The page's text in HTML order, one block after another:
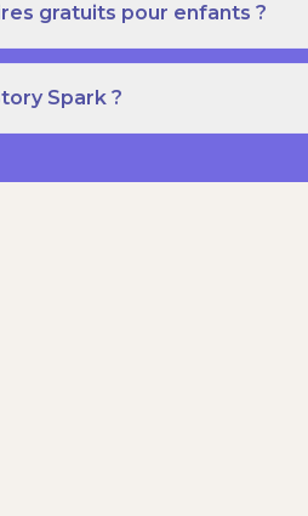
gratuits pour enfants ?
Spark ?